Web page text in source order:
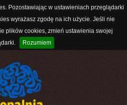
Pozostawiając w ustawieniach przeglądarki
wyrażasz zgodę na ich użycie. Jeśli nie
plików cookies, zmień ustawienia swojej
Rozumiem